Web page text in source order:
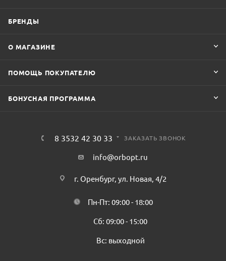
БРЕНДЫ
О МАГАЗИНЕ
ПОМОЩЬ ПОКУПАТЕЛЮ
БОНУСНАЯ ПРОГРАММА
8 3532 42 30 33 ЗАКАЗАТЬ ЗВОНОК
info@orbopt.ru
г. Оренбург, ул. Новая, 4/2
Пн-Пт: 09:00 - 18:00
Сб: 09:00 - 15:00
Вс: выходной